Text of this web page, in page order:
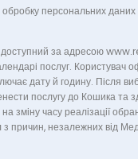
персональних даних
за адресою
послуг. Користувач
дату й годину. Після
послугу до Кошика та
часу реалізації
причин, незалежних від